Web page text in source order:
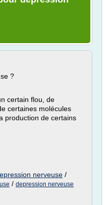
?
certain flou, de
certaines molécules
production de certains
nerveuse /
/ depression nerveuse